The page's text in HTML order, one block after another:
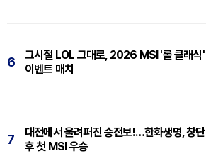
6
그시절 LOL 그대로, 2026 MSI '롤 클래식'
이벤트 매치
7
대전에서 울려퍼진 승전보!…한화생명, 창단
후 첫 MSI 우승